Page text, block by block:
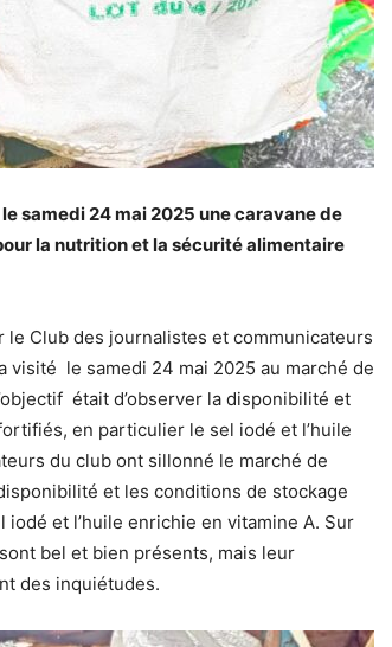
samedi 24 mai 2025 une caravane de
la nutrition et la sécurité alimentaire
le Club des journalistes et communicateurs
visité le samedi 24 mai 2025 au marché de
était d’observer la disponibilité et
en particulier le sel iodé et l’huile
du club ont sillonné le marché de
et les conditions de stockage
et l’huile enrichie en vitamine A. Sur
bel et bien présents, mais leur
des inquiétudes.